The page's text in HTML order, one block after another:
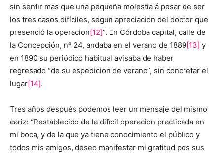
sin sentir mas que una pequeña molestia á pesar de ser
los tres casos difíciles, segun apreciacion del doctor que
presenció la operacion[12]”. En Córdoba capital, calle de
la Concepción, nº 24, andaba en el verano de 1889[13] y
en 1890 su periódico habitual avisaba de haber
regresado “de su espedicion de verano”, sin concretar el
lugar[14].
Tres años después podemos leer un mensaje del mismo
cariz: “Restablecido de la difícil operacion practicada en
mi boca, y de la que ya tiene conocimiento el público y
todos mis amigos, deseo manifestar mi gratitud pos sus